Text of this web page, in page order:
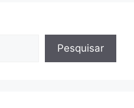
Pesquisar